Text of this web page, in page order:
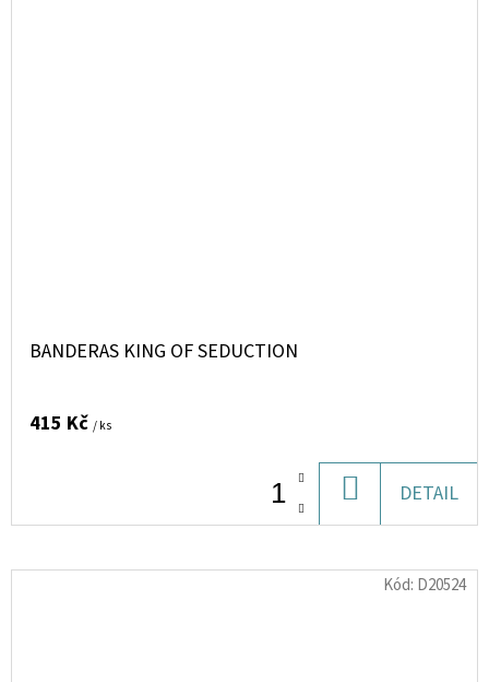
BANDERAS KING OF SEDUCTION
415 Kč / ks
KOŠÍKU
DETAIL
Kód: D20524